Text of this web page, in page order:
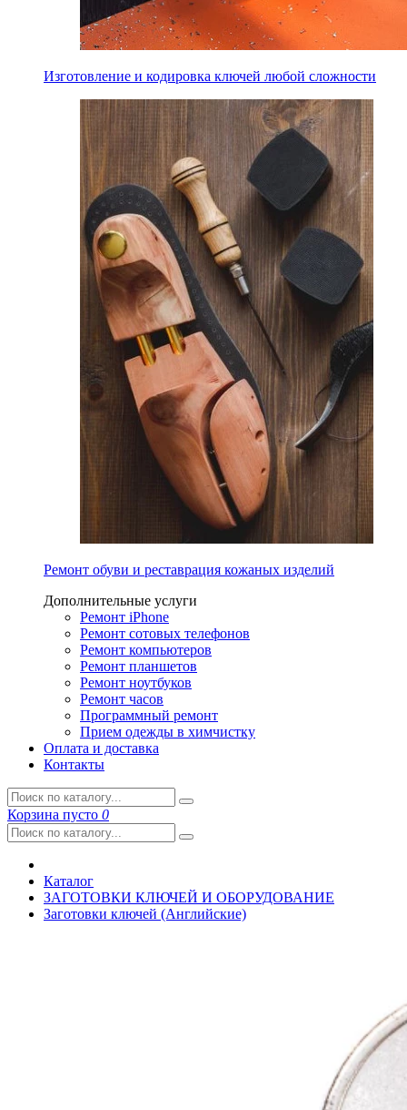
Изготовление и кодировка ключей любой сложности
Ремонт обуви и реставрация кожаных изделий
Дополнительные услуги
Ремонт iPhone
Ремонт сотовых телефонов
Ремонт компьютеров
Ремонт планшетов
Ремонт ноутбуков
Ремонт часов
Программный ремонт
Прием одежды в химчистку
Оплата и доставка
Контакты
Корзина пусто 0
Каталог
ЗАГОТОВКИ КЛЮЧЕЙ И ОБОРУДОВАНИЕ
Заготовки ключей (Английские)